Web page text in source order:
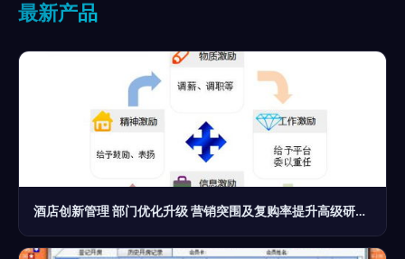
最新产品
酒店创新管理 部门优化升级 营销突围及复购率提升高级研修班火热报名中